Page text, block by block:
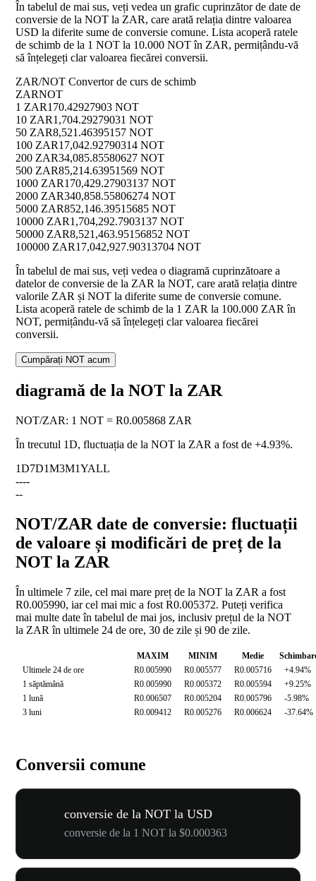
În tabelul de mai sus, veți vedea un grafic cuprinzător de date de
conversie de la NOT la ZAR, care arată relația dintre valoarea
USD la diferite sume de conversie comune. Lista acoperă ratele
de schimb de la 1 NOT la 10.000 NOT în ZAR, permițându-vă
să înțelegeți clar valoarea fiecărei conversii.
ZAR/NOT Convertor de curs de schimb
ZARNOT
1 ZAR170.42927903 NOT
10 ZAR1,704.29279031 NOT
50 ZAR8,521.46395157 NOT
100 ZAR17,042.92790314 NOT
200 ZAR34,085.85580627 NOT
500 ZAR85,214.63951569 NOT
1000 ZAR170,429.27903137 NOT
2000 ZAR340,858.55806274 NOT
5000 ZAR852,146.39515685 NOT
10000 ZAR1,704,292.7903137 NOT
50000 ZAR8,521,463.95156852 NOT
100000 ZAR17,042,927.90313704 NOT
În tabelul de mai sus, veți vedea o diagramă cuprinzătoare a
datelor de conversie de la ZAR la NOT, care arată relația dintre
valorile ZAR și NOT la diferite sume de conversie comune.
Lista acoperă ratele de schimb de la 1 ZAR la 100.000 ZAR în
NOT, permițându-vă să înțelegeți clar valoarea fiecărei
conversii.
Cumpărați NOT acum
diagramă de la NOT la ZAR
NOT/ZAR: 1 NOT = R0.005868 ZAR
În trecutul 1D, fluctuația de la NOT la ZAR a fost de +4.93%.
1D7D1M3M1YALL
----
--
NOT/ZAR date de conversie: fluctuații
de valoare și modificări de preț de la
NOT la ZAR
În ultimele 7 zile, cel mai mare preț de la NOT la ZAR a fost
R0.005990, iar cel mai mic a fost R0.005372. Puteți verifica
mai multe date în tabelul de mai jos, inclusiv prețul de la NOT
la ZAR în ultimele 24 de ore, 30 de zile și 90 de zile.
MAXIM MINIM Medie
Ultimele 24 de ore
R0.005990 R0.005577 R0.005716
+4.94%
1 săptămână
R0.005990 R0.005372 R0.005594
+9.25%
1 lună
R0.006507 R0.005204 R0.005796
-5.98%
3 luni
R0.009412 R0.005276 R0.006624 -37.64%
Conversii comune
conversie de la NOT la USD
conversie de la 1 NOT la $0.000363